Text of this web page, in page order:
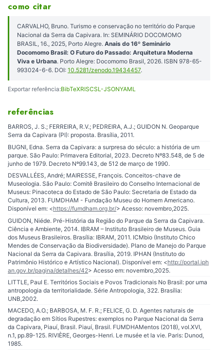
como citar
CARVALHO, Bruno. Turismo e conservação no território do Parque
Nacional da Serra da Capivara. In: SEMINÁRIO DOCOMOMO
BRASIL, 16., 2025, Porto Alegre. Anais do 16º Seminário
Docomomo Brasil: O Futuro do Passado: Arquitetura Moderna
Viva e Urbana. Porto Alegre: Docomomo Brasil, 2026. ISBN 978-65-
993024-6-6. DOI: 10.5281/zenodo.19434457.
Exportar referência:BibTeXRISCSL-JSONYAML
referências
BARROS, J. S.; FERREIRA, R.V.; PEDREIRA, A.J.; GUIDON N. Geoparque
Serra da Capivara (PI): proposta. Brasília, 2011.
BUGNI, Edna. Serra da Capivara: a surpresa do século: a história de um
parque. São Paulo: Primavera Editorial, 2023. Decreto Nº83.548, de 5 de
junho de 1979. Decreto Nº99.143, de 512 de março de 1990.
DESVALLÉES, André; MAIRESSE, François. Conceitos-chave de
Museologia. São Paulo: Comitê Brasileiro do Conselho Internacional de
Museus: Pinacoteca do Estado de São Paulo: Secretaria de Estado da
Cultura, 2013. FUMDHAM - Fundação Museu do Homem Americano.
Disponível em: <https://fumdham.org.br/> Acesso: novembro,2025.
GUIDON, Niéde. Pré-História da Região do Parque da Serra da Capivara.
Ciência e Ambiente, 2014. IBRAM – Instituto Brasileiro de Museus. Guia
dos Museus Brasileiros. Brasília: IBRAM, 2011. ICMbio (Instituto Chico
Mendes de Conservação da Biodiversidade). Plano de Manejo do Parque
Nacional da Serra da Capivara. Brasília, 2019. IPHAN (Instituto do
Patrimônio Histórico e Artístico Nacional). Disponível em: <http://portal.iph
an.gov.br/pagina/detalhes/42> Acesso em: novembro,2025.
LITTLE, Paul E. Territórios Sociais e Povos Tradicionais No Brasil: por uma
antropologia da territorialidade. Série Antropologia, 322. Brasília:
UNB,2002.
MACEDO, A.O.; BARBOSA, M. F. R.; FELICE, G. D. Agentes naturais de
degradação em Sítios Rupestres: exemplos no Parque Nacional da Serra
da Capivara, Piauí, Brasil. Piauí, Brasil. FUMDHAMentos (2018), vol.XVI,
n.1, pp.89-125. RIVIÈRE, Georges-Henri. Le musée et la vie. Paris: Dunod,
1985.